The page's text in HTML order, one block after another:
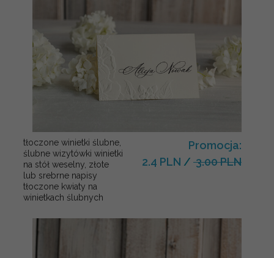
tłoczone winietki ślubne,
ślubne wizytówki winietki
na stół weselny, złote
lub srebrne napisy
tłoczone kwiaty na
winietkach ślubnych
Promocja:
2.4 PLN / 3.00 PLN